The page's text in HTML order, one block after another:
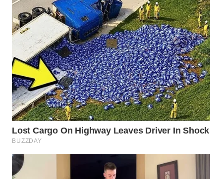
WN
SURABAYA
WN
NATUNA
WN
BINTAN
WN
MANDALIKA